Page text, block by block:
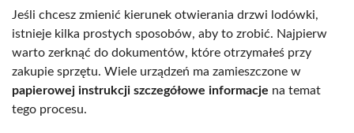
Jeśli chcesz zmienić kierunek otwierania drzwi lodówki,
istnieje kilka prostych sposobów, aby to zrobić. Najpierw
warto zerknąć do dokumentów, które otrzymałeś przy
zakupie sprzętu. Wiele urządzeń ma zamieszczone w
papierowej instrukcji szczegółowe informacje na temat
tego procesu.